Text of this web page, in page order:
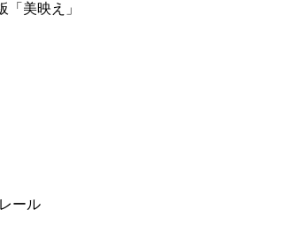
美映え」
ール